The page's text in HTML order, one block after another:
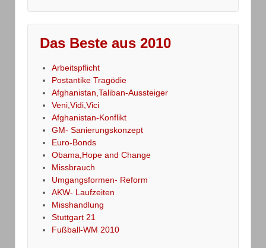
Das Beste aus 2010
Arbeitspflicht
Postantike Tragödie
Afghanistan,Taliban-Aussteiger
Veni,Vidi,Vici
Afghanistan-Konflikt
GM- Sanierungskonzept
Euro-Bonds
Obama,Hope and Change
Missbrauch
Umgangsformen- Reform
AKW- Laufzeiten
Misshandlung
Stuttgart 21
Fußball-WM 2010